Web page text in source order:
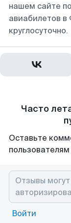
нашем сайте
авиабилетов
круглосуточно.
Часто
Оставьте
Войти